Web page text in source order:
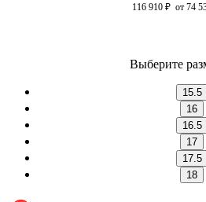
116 910 ₽ от 74
Выберите
15.5
16
16.5
17
17.5
18